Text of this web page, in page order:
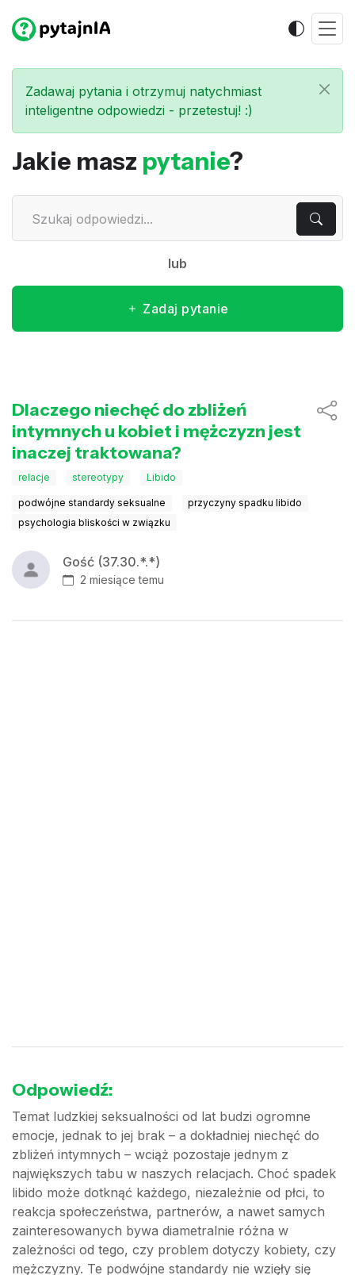
Zadawaj pytania i otrzymuj natychmiast
inteligentne odpowiedzi - przetestuj! :)
Jakie masz pytanie?
lub
Zadaj pytanie
Dlaczego niechęć do zbliżeń
intymnych u kobiet i mężczyzn jest
inaczej traktowana?
relacje stereotypy Libido
podwójne standardy seksualne
przyczyny spadku libido
psychologia bliskości w związku
Gość (37.30.*.*)
2 miesiące temu
Odpowiedź:
Temat ludzkiej seksualności od lat budzi ogromne
emocje, jednak to jej brak – a dokładniej niechęć do
zbliżeń intymnych – wciąż pozostaje jednym z
największych tabu w naszych relacjach. Choć spadek
libido może dotknąć każdego, niezależnie od płci, to
reakcja społeczeństwa, partnerów, a nawet samych
zainteresowanych bywa diametralnie różna w
zależności od tego, czy problem dotyczy kobiety, czy
mężczyzny. Te podwójne standardy nie wzięły się